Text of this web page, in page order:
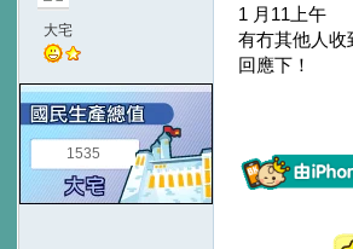
王國
大宅
1535
1 月11上午
有冇其他人收
回應下！